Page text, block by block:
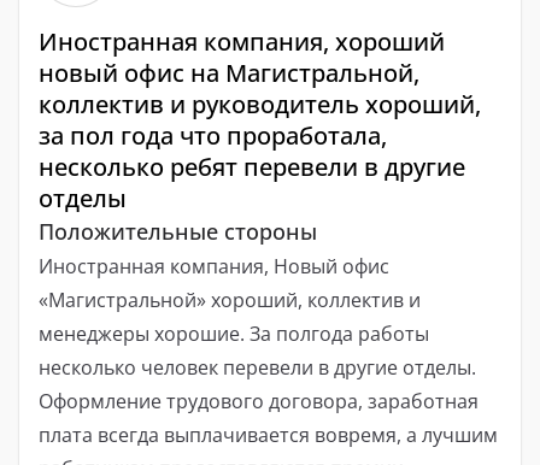
Иностранная компания, хороший
новый офис на Магистральной,
коллектив и руководитель хороший,
за пол года что проработала,
несколько ребят перевели в другие
отделы
Положительные стороны
Иностранная компания, Новый офис
«Магистральной» хороший, коллектив и
менеджеры хорошие. За полгода работы
несколько человек перевели в другие отделы.
Оформление трудового договора, заработная
плата всегда выплачивается вовремя, а лучшим